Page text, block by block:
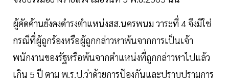
ผู้คัดค้านยังคงดำรงตำแหน่งสส.นครพนม วาระที่ 4 จึงมิใช่
กรณีที่ผู้ถูกร้องหรือผู้ถูกกล่าวหาพ้นจากการเป็นเจ้า
พนักงานของรัฐหรือพ้นจากตำแหน่งที่ถูกกล่าวหาไปแล้ว
เกิน 5 ปี ตาม พ.ร.ป.ว่าด้วยการป้องกันและปราบปรามการ